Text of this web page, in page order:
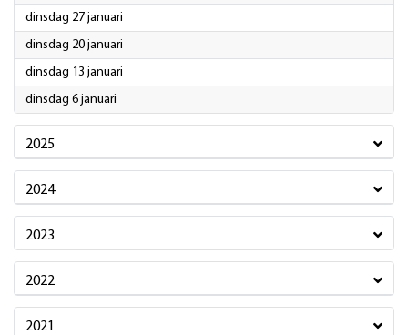
dinsdag 27 januari
dinsdag 20 januari
dinsdag 13 januari
dinsdag 6 januari
2025
2024
2023
2022
2021